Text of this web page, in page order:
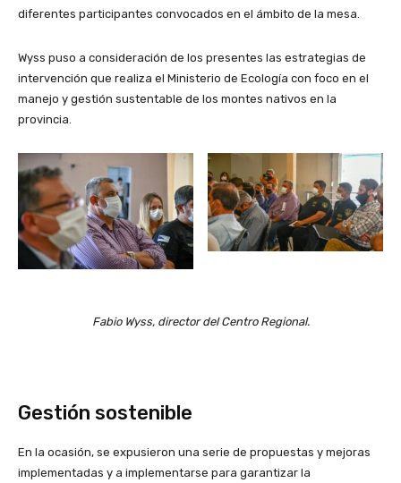
diferentes participantes convocados en el ámbito de la mesa.
Wyss puso a consideración de los presentes las estrategias de
intervención que realiza el Ministerio de Ecología con foco en el
manejo y gestión sustentable de los montes nativos en la
provincia.
Fabio Wyss, director del Centro Regional.
Gestión sostenible
En la ocasión, se expusieron una serie de propuestas y mejoras
implementadas y a implementarse para garantizar la